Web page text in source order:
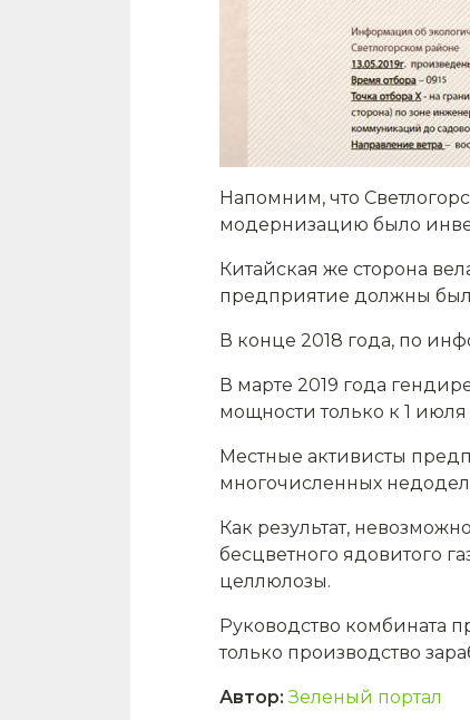
Напомним, что
модернизацию было
Китайская же сторона
предприятие должны
В конце 2018 года, по
В марте 2019 года
мощности только к 1 июля
Местные активисты
многочисленных
Как результат,
бесцветного ядовитого
целлюлозы.
Руководство комбината
только производство
Автор: Зеленый портал